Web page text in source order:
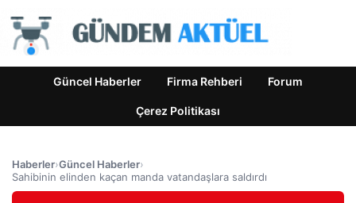
Güncel Haberler Firma Rehberi Forum
Çerez Politikası
Haberler›Güncel Haberler›
Sahibinin elinden kaçan manda vatandaşlara saldırdı